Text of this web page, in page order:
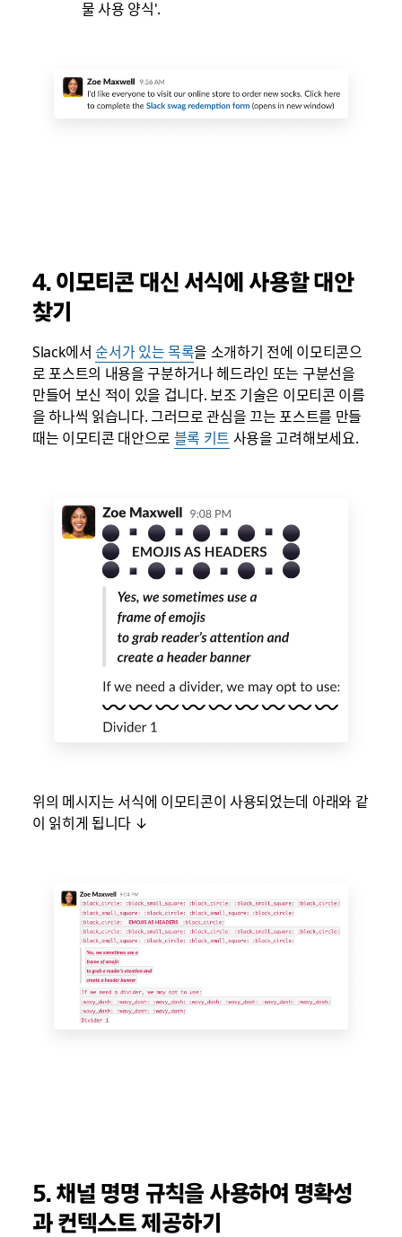
물 사용 양식'.
4. 이모티콘 대신 서식에 사용할 대안
찾기
Slack에서순서가 있는 목록을 소개하기 전에 이모티콘으
로 포스트의 내용을 구분하거나 헤드라인 또는 구분선을
만들어 보신 적이 있을 겁니다. 보조 기술은 이모티콘 이름
을 하나씩 읽습니다. 그러므로 관심을 끄는 포스트를 만들
때는 이모티콘 대안으로 블록 키트 사용을 고려해보세요.
위의 메시지는 서식에 이모티콘이 사용되었는데 아래와 같
이 읽히게 됩니다 ↓
5. 채널 명명 규칙을 사용하여 명확성
과 컨텍스트 제공하기